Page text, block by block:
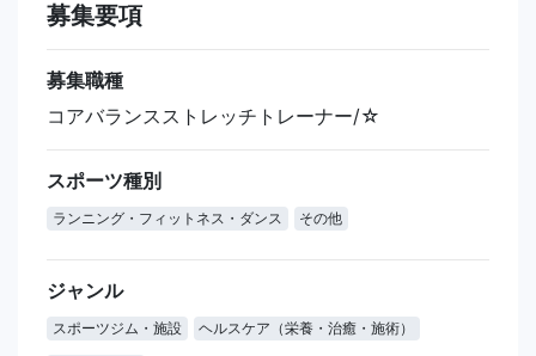
募集要項
募集職種
コアバランスストレッチトレーナー/☆
スポーツ種別
ランニング・フィットネス・ダンス その他
ジャンル
スポーツジム・施設 ヘルスケア（栄養・治癒・施術）